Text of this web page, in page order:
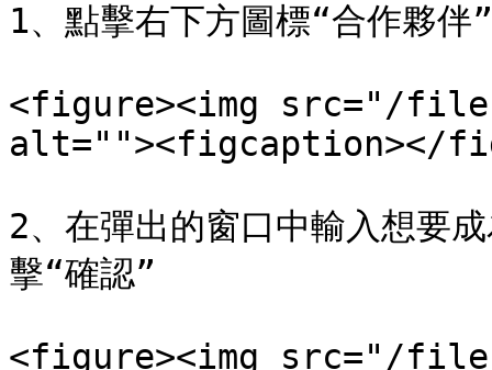
1、點擊右下方圖標“合作夥伴”
<figure><img src="/files/
alt=""><figcaption></
2、在彈出的窗口中輸入想要
擊“確認”
<figure><img src="/files/